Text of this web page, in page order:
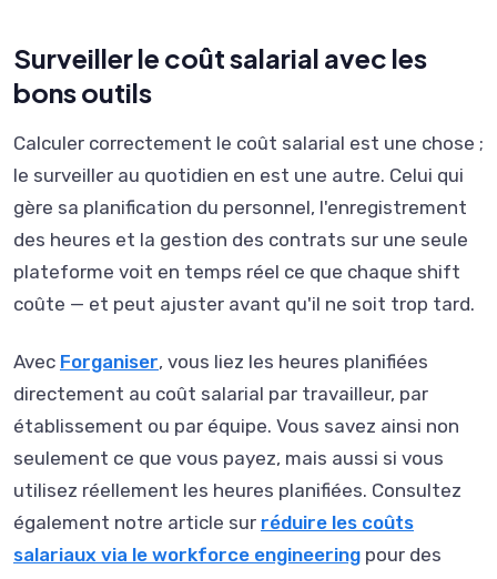
Surveiller le coût salarial avec les
bons outils
Calculer correctement le coût salarial est une chose ;
le surveiller au quotidien en est une autre. Celui qui
gère sa planification du personnel, l'enregistrement
des heures et la gestion des contrats sur une seule
plateforme voit en temps réel ce que chaque shift
coûte — et peut ajuster avant qu'il ne soit trop tard.
Avec Forganiser, vous liez les heures planifiées
directement au coût salarial par travailleur, par
établissement ou par équipe. Vous savez ainsi non
seulement ce que vous payez, mais aussi si vous
utilisez réellement les heures planifiées. Consultez
également notre article sur réduire les coûts
salariaux via le workforce engineering pour des